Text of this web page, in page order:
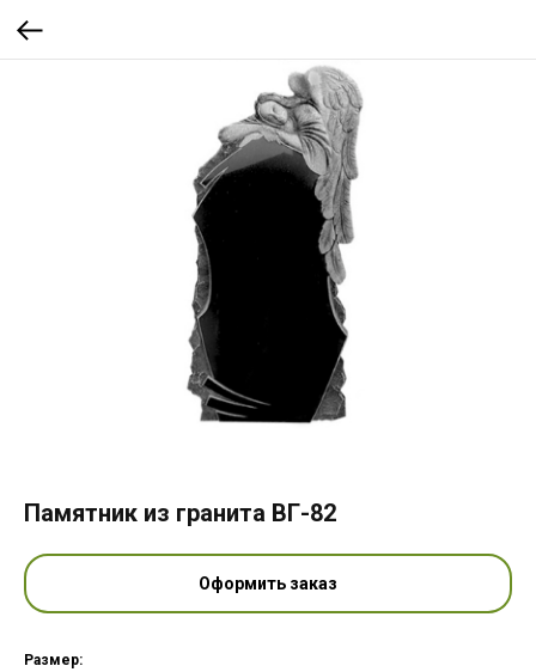
Памятник из гранита ВГ-82
Оформить заказ
Размер: